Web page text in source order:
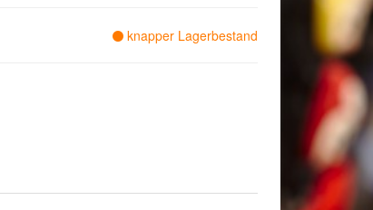
knapper Lagerbestand